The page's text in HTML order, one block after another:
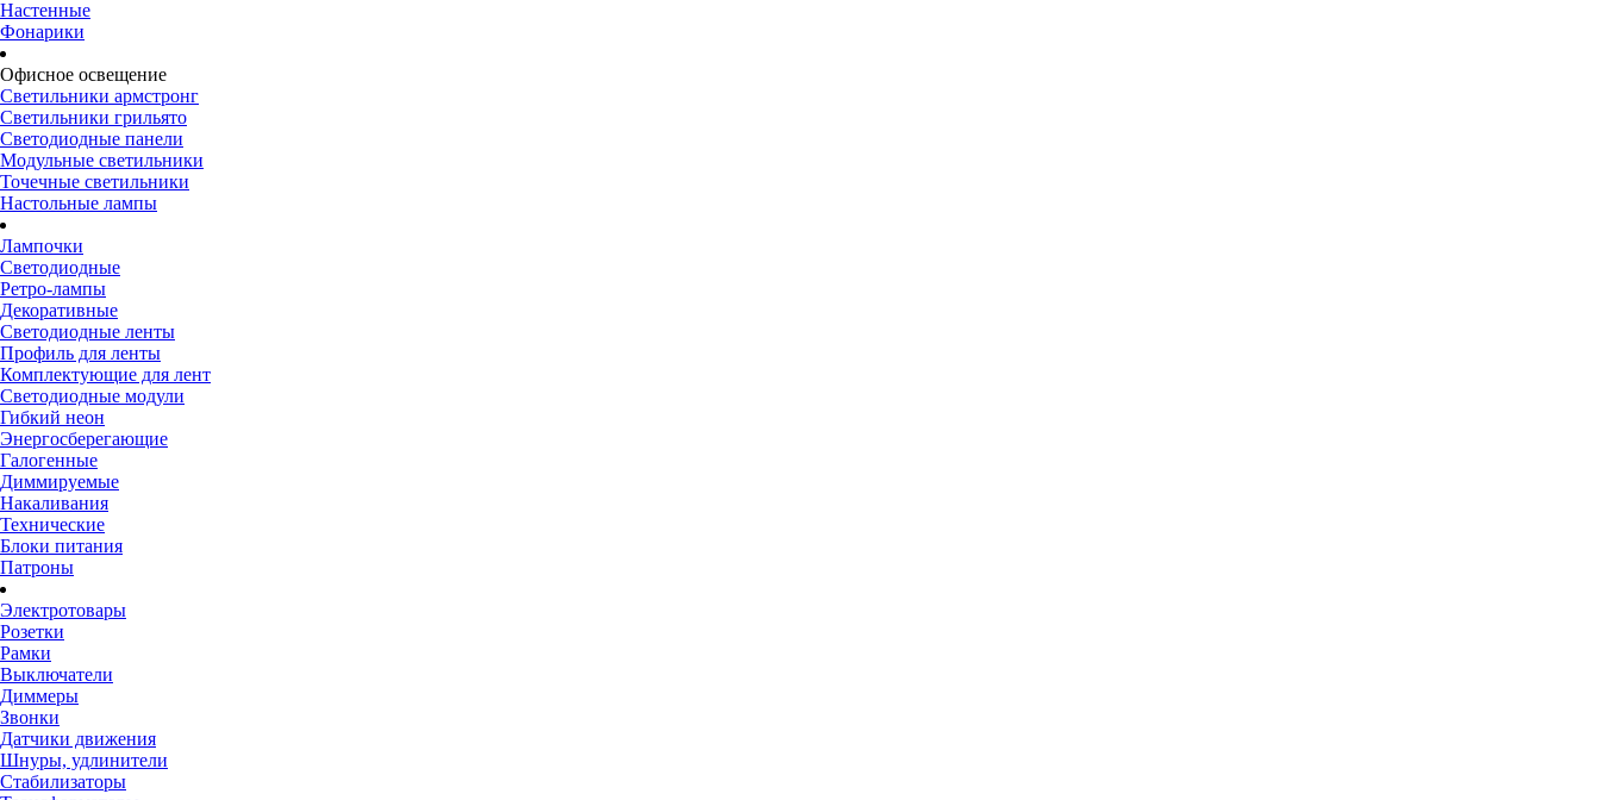
Настенные
Фонарики
Офисное освещение
Светильники армстронг
Светильники грильято
Светодиодные панели
Модульные светильники
Точечные светильники
Настольные лампы
Лампочки
Светодиодные
Ретро-лампы
Декоративные
Светодиодные ленты
Профиль для ленты
Комплектующие для лент
Светодиодные модули
Гибкий неон
Энергосберегающие
Галогенные
Диммируемые
Накаливания
Технические
Блоки питания
Патроны
Электротовары
Розетки
Рамки
Выключатели
Диммеры
Звонки
Датчики движения
Шнуры, удлинители
Стабилизаторы